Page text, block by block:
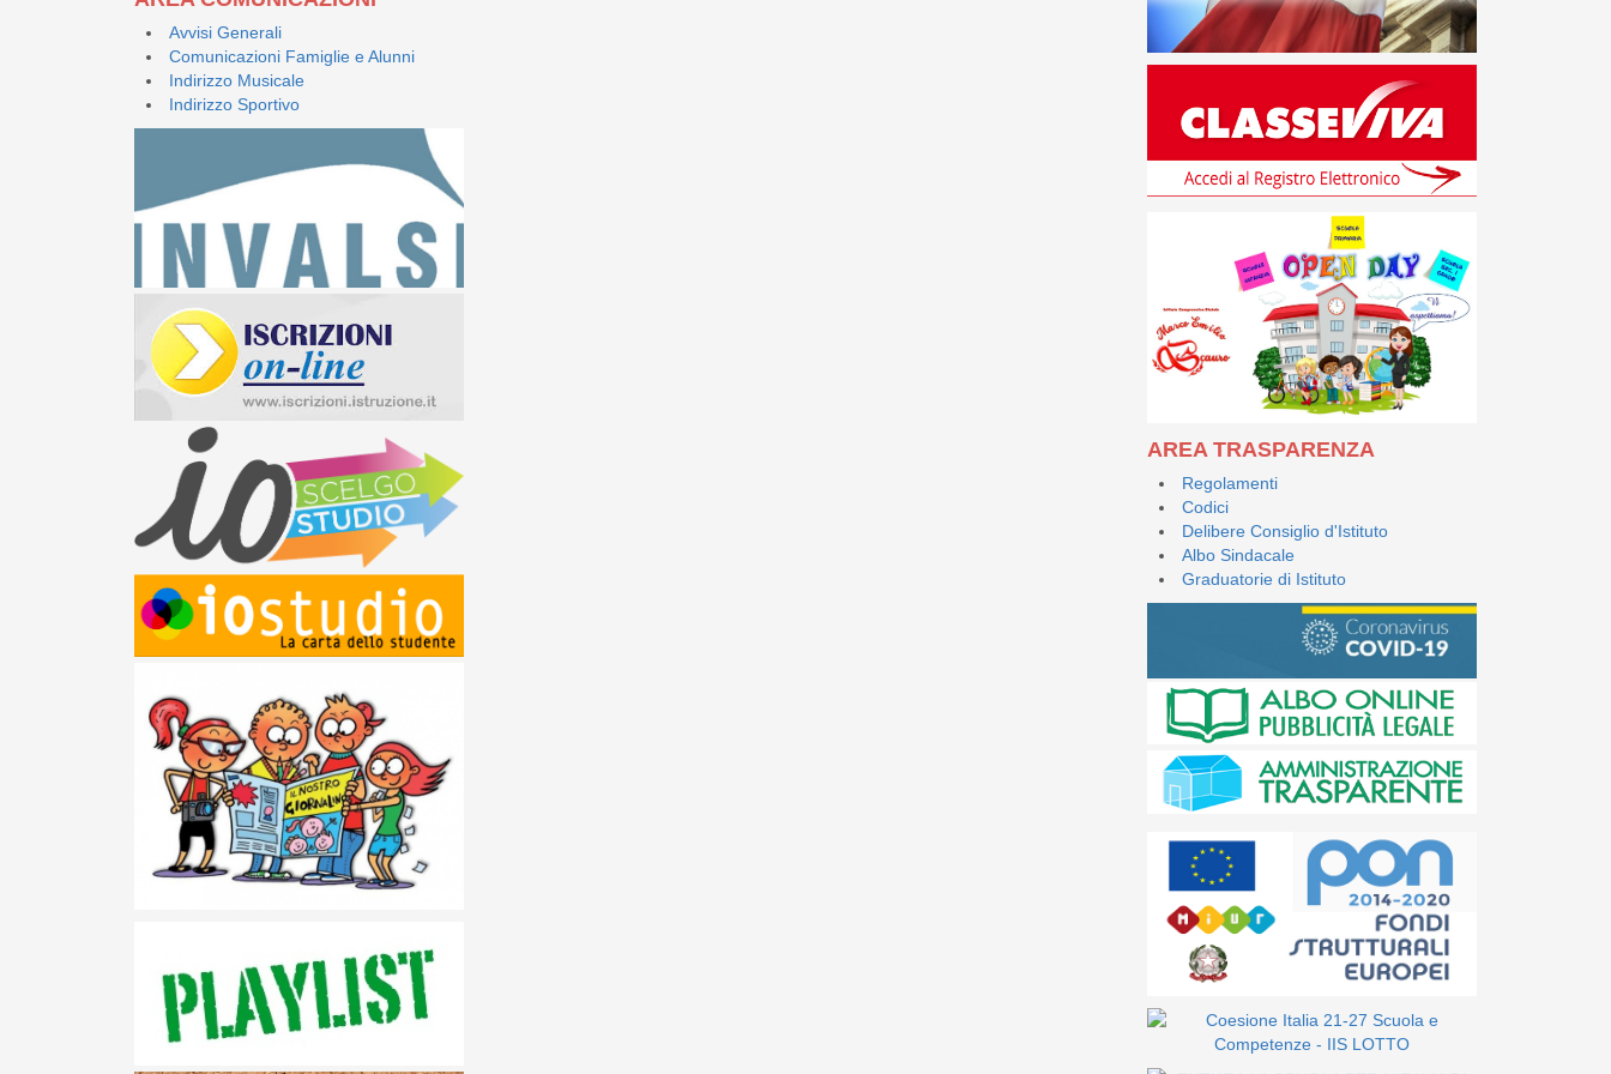
Avvisi Generali
Comunicazioni Famiglie e Alunni
Indirizzo Musicale
Indirizzo Sportivo
AREA TRASPARENZA
Regolamenti
Codici
Delibere Consiglio d'Istituto
Albo Sindacale
Graduatorie di Istituto